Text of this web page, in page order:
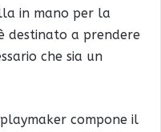
in mano per la
destinato a prendere
che sia un
compone il